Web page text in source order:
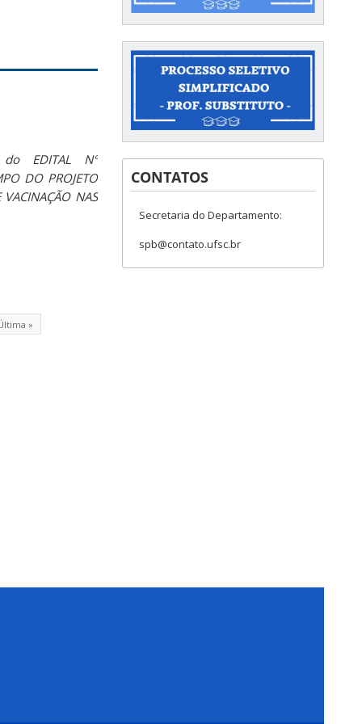
EDITAL N°
DO PROJETO
NAS
»
CONTATOS
Secretaria do Departamento:
spb@contato.ufsc.br